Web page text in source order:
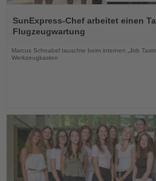
Sie
die
Nachrichten
SunExpress-Chef arbeitet einen
Flugzeugwartung
Marcus Schnabel tauschte beim internen „Job
Werkzeugkasten